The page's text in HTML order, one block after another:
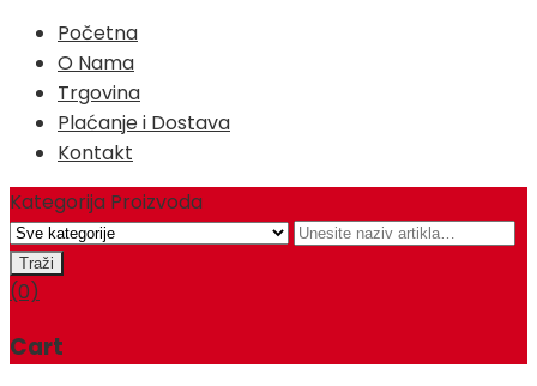
Početna
O Nama
Trgovina
Plaćanje i Dostava
Kontakt
Kategorija Proizvoda
(0)
Cart